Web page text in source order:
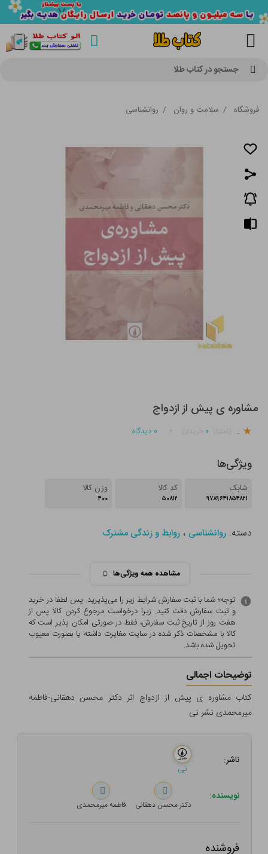
جستجو در کتاب طلا
فروشگاه / سلامت و روان / روانشناسی
مشاوره ی پیش از ازدواج
. ۰ ۰ دیدگاه
ویژگی‌ها
شابک
۹۷۸۹۶۴۱۸۵۴۸۲۱
کد کالا
۵۰۸۱۲
وزن کالا
۴۰۰
دسته:روانشناسی ،روابط و زندگی مشترک
مشاهده همه ویژگی‌ها
توجه؛ شما با ثبت سفارش شرایط زیر را می‌پذیرید. پس لطفا در خرید
و ثبت سفارش دقت کنید. زیرا درخواست مرجوع کردن کالا پس از
هفت روز از تاریخ ثبت سفارش، فقط در صورتی امکان پذیر است که
کالا با مشخصات ذکر شده در سایت مغایرت داشته یا بصورت معيوب
تحویل شده باشد.
توضیحات اجمالی
کتاب مشاوره ی پیش از ازدواج اثر دکتر محسن دهقانی-فاطمه
میرمحمدی نشر نی
ناشر:
نی
نویسنده:
دکتر محسن دهقانی فاطمه میرمحمدی
فروشنده